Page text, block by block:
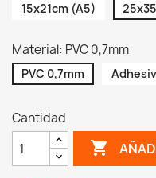
15x21cm (A5)
Material: PVC 0,7mm
PVC 0,7mm
Cantidad
shopping_cart